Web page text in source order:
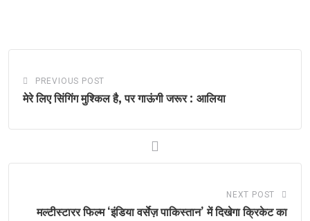
PREVIOUS POST
मेरे लिए सिंगिंग मुश्किल है, पर गाऊंगी जरूर : आलिया
NEXT POST
मल्टीस्टारर फिल्म ‘इंडिया वर्सेज़ पाकिस्तान’ में दिखेगा क्रिकेट का